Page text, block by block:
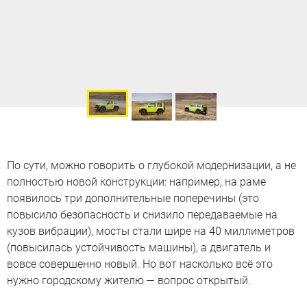
По сути, можно говорить о глубокой модернизации, а не
полностью новой конструкции: например, на раме
появилось три дополнительные поперечины (это
повысило безопасность и снизило передаваемые на
кузов вибрации), мосты стали шире на 40 миллиметров
(повысилась устойчивость машины), а двигатель и
вовсе совершенно новый. Но вот насколько всё это
нужно городскому жителю — вопрос открытый.